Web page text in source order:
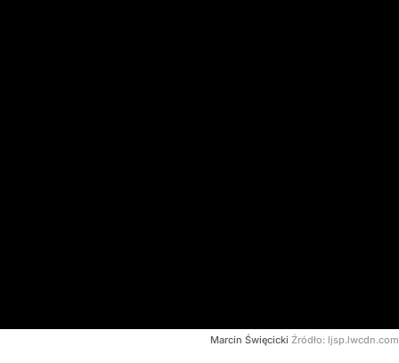
Marcin Święcicki Źródło: ljsp.lwcdn.com